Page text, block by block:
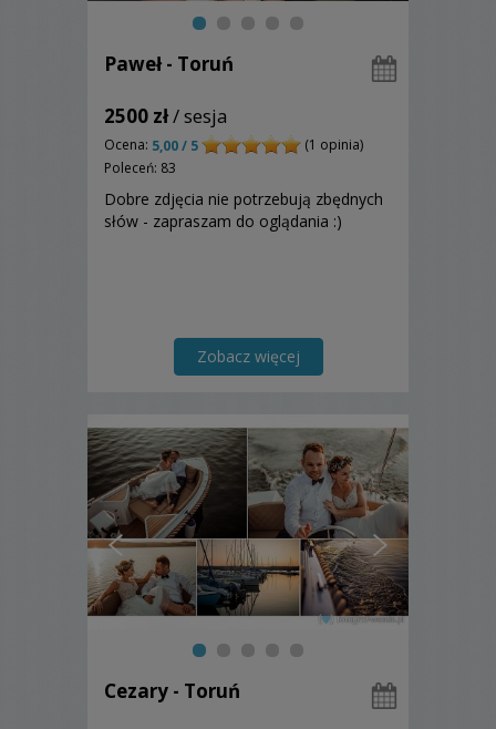
Paweł - Toruń
2500 zł/ sesja
Ocena: 5,00 / 5
(1 opinia)
Poleceń: 83
Dobre zdjęcia nie potrzebują zbędnych
słów - zapraszam do oglądania :)
Zobacz więcej
Cezary - Toruń